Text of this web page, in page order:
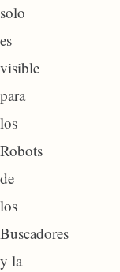
solo
es
visible
para
los
Robots
de
los
Buscadores
y la